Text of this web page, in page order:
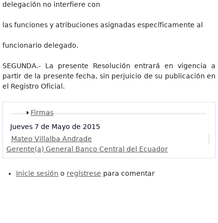
delegación no interfiere con
las funciones y atribuciones asignadas específicamente al
funcionario delegado.
SEGUNDA.- La presente Resolución entrará en vigencia a
partir de la presente fecha, sin perjuicio de su publicación en
el Registro Oficial.
Mostrar
Firmas
Jueves 7 de Mayo de 2015
Mateo Villalba Andrade
Gerente(a) General Banco Central del Ecuador
Inicie sesión o regístrese para comentar